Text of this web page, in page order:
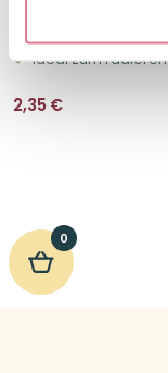
ideal zum radieren
2,35 €
0